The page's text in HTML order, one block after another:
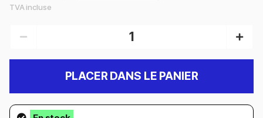
TVA incluse
PLACER DANS LE PANIER